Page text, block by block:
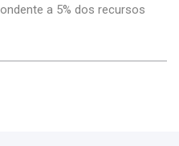
a 5% dos recursos